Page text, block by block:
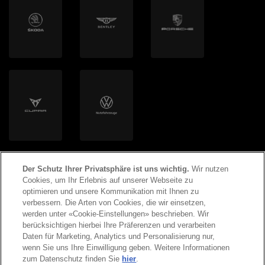
Volton
2026 Copyright AMAG Group AG
Impressum Datenschutzerklärung
Der Schutz Ihrer Privatsphäre ist uns wichtig. Wir nutzen
Cookies, um Ihr Erlebnis auf unserer Webseite zu
optimieren und unsere Kommunikation mit Ihnen zu
verbessern. Die Arten von Cookies, die wir einsetzen,
werden unter «Cookie-Einstellungen» beschrieben. Wir
berücksichtigen hierbei Ihre Präferenzen und verarbeiten
Daten für Marketing, Analytics und Personalisierung nur,
wenn Sie uns Ihre Einwilligung geben. Weitere Informationen
zum Datenschutz finden Sie hier.